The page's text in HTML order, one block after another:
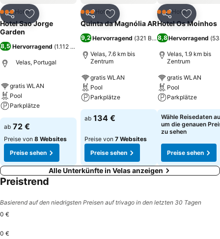
Teilen Zu Favoriten hinzufügen
3 SterneHotel
Hotel Sao Jorge
Garden
8,5 Hervorragend (1.112 Bewertungen
Velas, Portugal
gratis WLAN
Pool
Parkplätze
ab 72 €
Preise von 8 Websites
Preise sehen
Teilen Zu Favoriten hinzufügen
3 SterneHotel
Quinta da Magnólia AR
9,2Hervorragend (321 Bewertungen)
Velas, 7.6 km bis
Zentrum
gratis WLAN
Pool
Parkplätze
ab 134 €
Preise von 7 Websites
Preise sehen
Teilen Zu
3 SterneHotel
Hotel Os Moinhos
8,8Hervorragend (
Velas, 1.9 km bis
Zentrum
gratis WLAN
Pool
Parkplätze
Wähle Reisedaten
um die genauen
zu sehen
Preise sehen
Alle Unterkünfte in Velas anzeigen
Preistrend
Basierend auf den niedrigsten Preisen auf trivago in den letzten 30 Tagen
0 €
0 €